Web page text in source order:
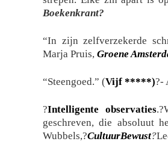
Boekenkrant?
“In zijn zelfverzekerde
Marja Pruis, Groene
“Steengoed.” (Vijf *****)?-
?Intelligente observaties
geschreven, die absoluut
Wubbels,?CultuurBewust?